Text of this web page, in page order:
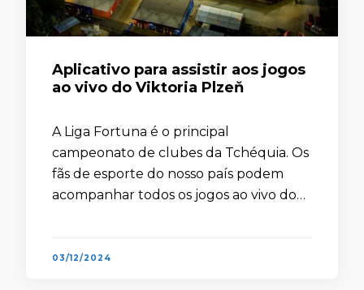
Aplicativo para assistir aos jogos
ao vivo do Viktoria Plzeň
A Liga Fortuna é o principal
campeonato de clubes da Tchéquia. Os
fãs de esporte do nosso país podem
acompanhar todos os jogos ao vivo do
03/12/2024